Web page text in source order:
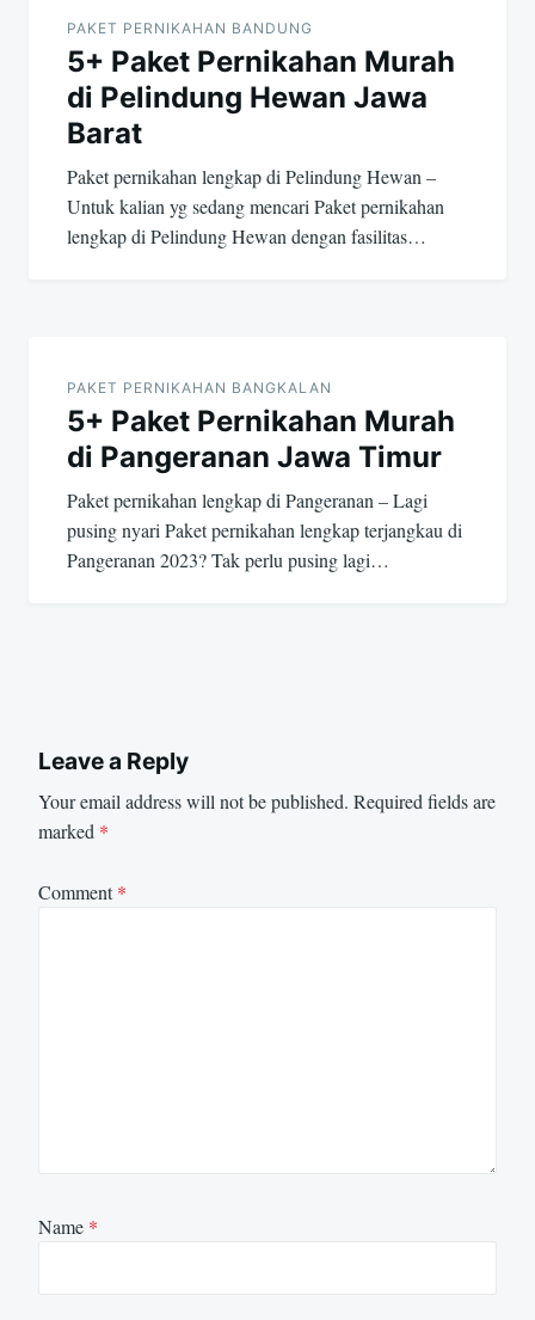
navigation
PAKET PERNIKAHAN BANDUNG
5+ Paket Pernikahan Murah
di Pelindung Hewan Jawa
Barat
Paket pernikahan lengkap di Pelindung Hewan –
Untuk kalian yg sedang mencari Paket pernikahan
lengkap di Pelindung Hewan dengan fasilitas…
PAKET PERNIKAHAN BANGKALAN
5+ Paket Pernikahan Murah
di Pangeranan Jawa Timur
Paket pernikahan lengkap di Pangeranan – Lagi
pusing nyari Paket pernikahan lengkap terjangkau di
Pangeranan 2023? Tak perlu pusing lagi…
Leave a Reply
Your email address will not be published. Required fields are
marked *
Comment*
Name *